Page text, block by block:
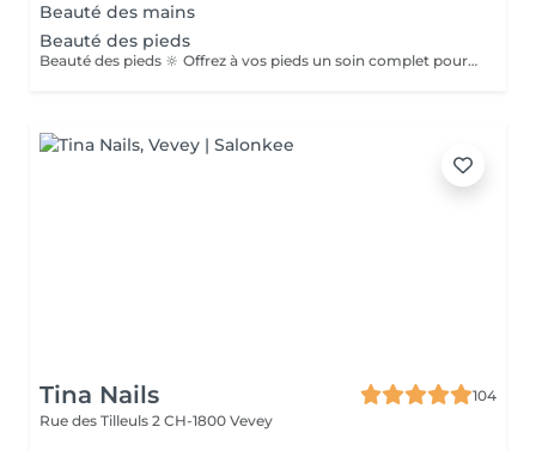
Beauté des mains
Beauté des pieds
Beauté des pieds 🔆 Offrez à vos pieds un soin complet pour retrouver confort, douceur et élégance. Le soin comprend : - Travail minutieux des cuticules. - Limage et mise en forme des ongles afin d'obtenir une silhouette harmonieuse et soignée. - Préparation de l'ongle avec des produits professionnels spécifiques pour préserver l'équilibre des cuticules et assurer une adhérence optimale. - Hydratation profonde des pieds et des cuticules. - Finition avec la pose d'un vernis semi-permanent ou d'un vernis traditionnel, selon vos envies. Des pieds impeccables, des ongles parfaitement dessinés et un résultat élégant qui dure.
Tina Nails
104
Rue des Tilleuls 2 CH-1800 Vevey